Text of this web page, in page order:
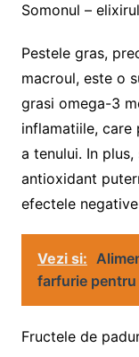
Somonul –
Pestele gras,
macroul, este o
grasi omega-3
inflamatiile, care
a tenului. In
antioxidant
efectele
Vezi si:
farfurie pentru
Fructele de